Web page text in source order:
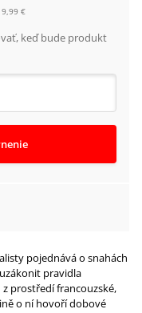
9,99 €
keď bude produkt
pojednává o snahách
pravidla
prostředí francouzské,
o ní hovoří dobové